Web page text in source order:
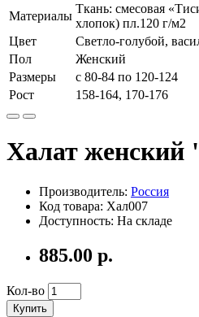
Материалы
Ткань: смесовая
хлопок) пл.120 г/м2
Цвет
Светло-голубой,
Пол
Женский
Размеры
с 80-84 по 120-124
Рост
158-164, 170-176
Халат
Производитель: Россия
Код товара: Хал007
Доступность: На складе
885.00 р.
Кол-во
Купить